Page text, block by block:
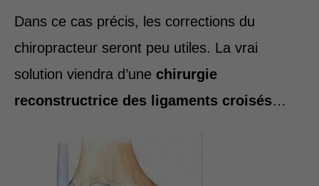
Dans ce cas précis, les corrections du
chiropracteur seront peu utiles. La vrai
solution viendra d’une chirurgie
reconstructrice des ligaments croisés…